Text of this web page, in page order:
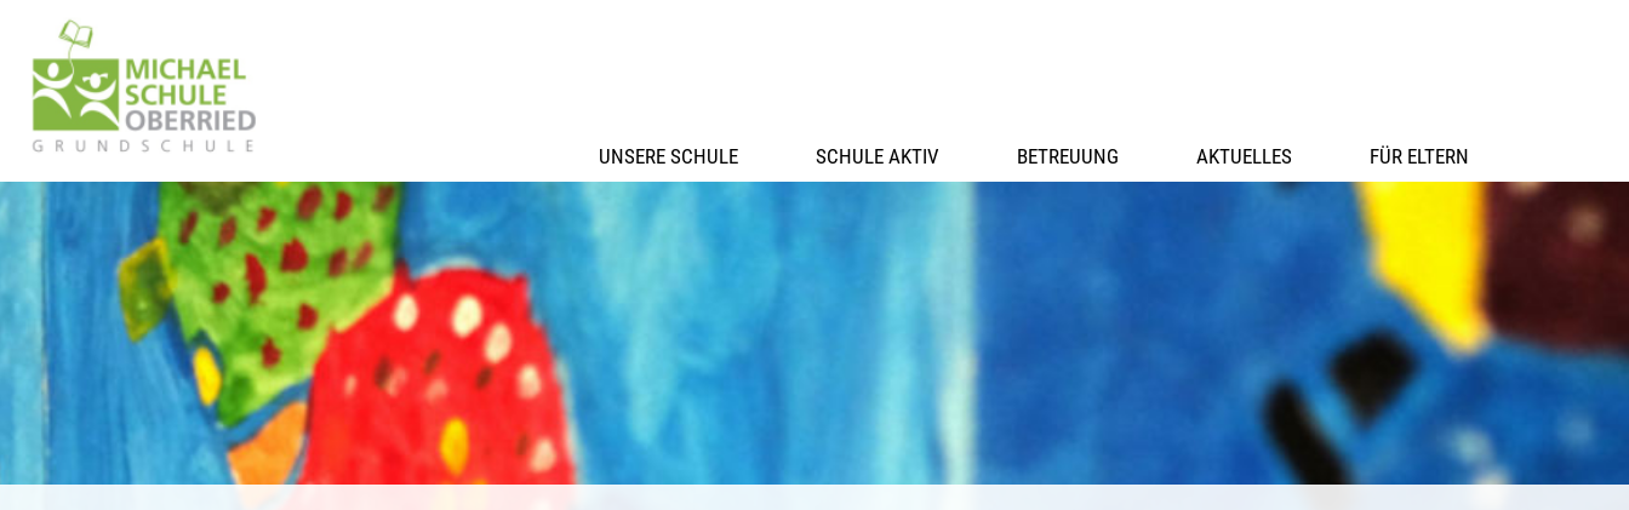
UNSERE SCHULE SCHULE AKTIV BETREUUNG AKTUELLES FÜR ELTERN